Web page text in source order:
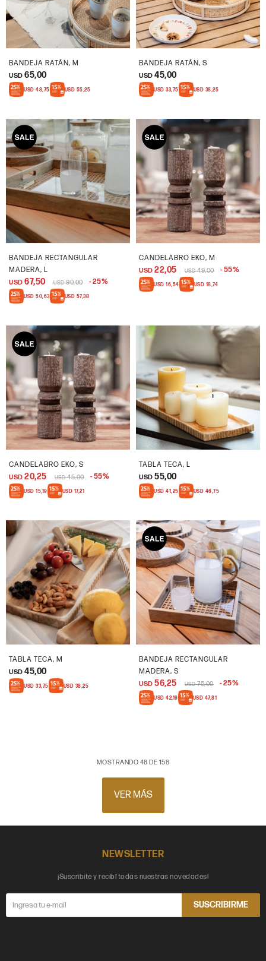
BANDEJA RATÁN, M
USD 65,00
USD 48,75 USD 55,25
BANDEJA RATÁN, S
USD 45,00
USD 33,75 USD 38,25
BANDEJA RECTANGULAR
MADERA, L
USD 67,50 USD 90,00 25
USD 50,63 USD 57,38
CANDELABRO EKO, M
USD 22,05 USD 49,00 55
USD 16,54 USD 18,74
CANDELABRO EKO, S
USD 20,25 USD 45,00 55
USD 15,19 USD 17,21
TABLA TECA, L
USD 55,00
USD 41,25 USD 46,75
TABLA TECA, M
USD 45,00
USD 33,75 USD 38,25
BANDEJA RECTANGULAR
MADERA, S
USD 56,25 USD 75,00 25
USD 42,19 USD 47,81
MOSTRANDO 48 DE 158
VER MÁS
NEWSLETTER
¡Suscribite y recibí todas nuestras novedades!
SUSCRIBIRME